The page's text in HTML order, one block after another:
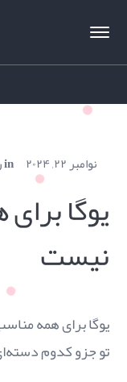
نوامبر ۲۲, ۲۰۲۴ in
یوگا
نیست
یوگا برای همه
تو جزو کدوم